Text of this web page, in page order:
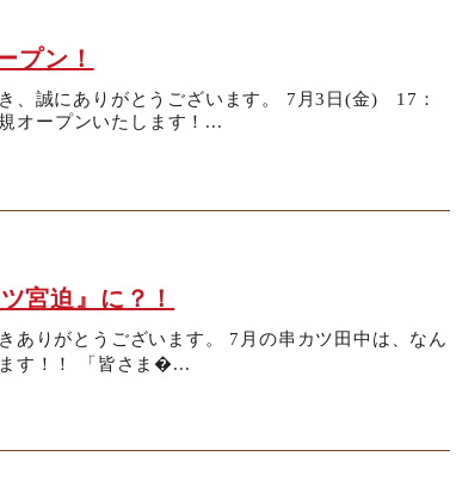
プン！
、誠にありがとうございます。 7月3日(金) 17：
オープンいたします！...
宮迫』に？！
ありがとうございます。 7月の串カツ田中は、なん
す！！ 「皆さま�...